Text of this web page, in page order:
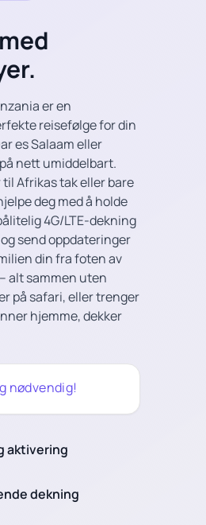
er en
reisefølge for din
es Salaam eller
nett umiddelbart.
Afrikas tak eller bare
deg med å holde
4G/LTE-dekning
send oppdateringer
din fra foten av
alt sammen uten
på safari, eller trenger
hjemme, dekker
nødvendig!
aktivering
dekning